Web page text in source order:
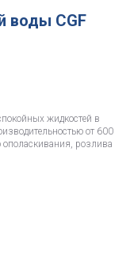
воды CGF
жидкостей в
от 600
ополаскивания, розлива